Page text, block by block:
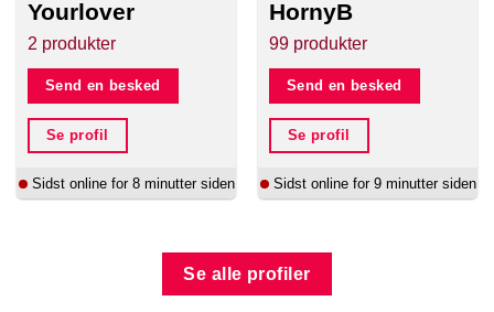
Yourlover
2 produkter
Send en besked
Se profil
Sidst online for 8 minutter siden
HornyB
99 produkter
Send en besked
Se profil
Sidst online for 9 minutter siden
Se alle profiler